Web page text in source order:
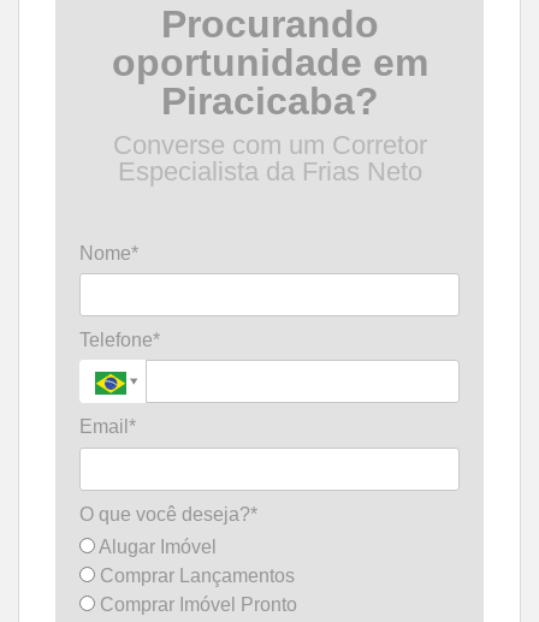
Procurando
oportunidade em
Piracicaba?
Converse com um Corretor
Especialista da Frias Neto
Nome*
Telefone*
Email*
O que você deseja?*
Alugar Imóvel
Comprar Lançamentos
Comprar Imóvel Pronto